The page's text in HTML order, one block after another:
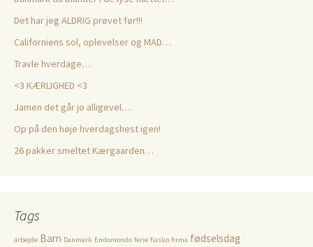
Det har jeg ALDRIG prøvet før!!!
Californiens sol, oplevelser og MAD…
Travle hverdage…
<3 KÆRLIGHED <3
Jamen det går jo alligevel…
Op på den høje hverdagshest igen!
26 pakker smeltet Kærgaarden…
Tags
arbejde Barn Danmark Endomondo ferie fiasko firma fødselsdag